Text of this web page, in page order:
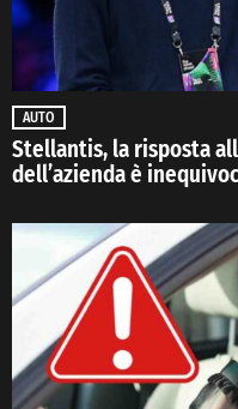
AUTO
Stellantis, la risposta
dell’azienda è